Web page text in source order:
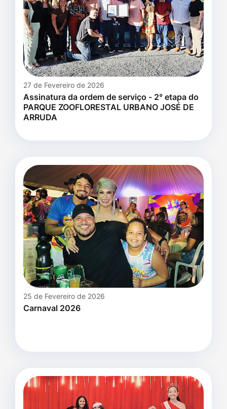
27 de Fevereiro de 2026
Assinatura da ordem de serviço - 2° etapa do
PARQUE ZOOFLORESTAL URBANO JOSÉ DE
ARRUDA
25 de Fevereiro de 2026
Carnaval 2026